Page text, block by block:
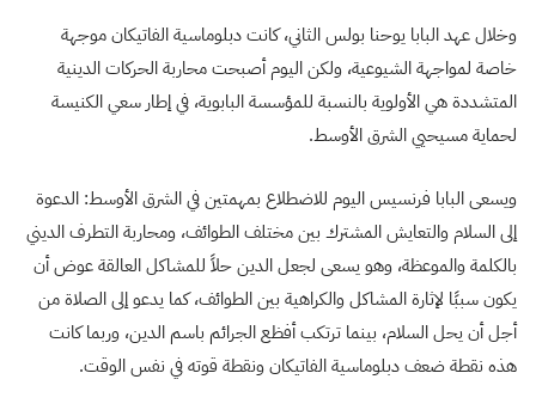
وخلال عهد البابا يوحنا بولس الثاني، كانت دبلوماسية الفاتيكان موجهة
خاصة لمواجهة الشيوعية، ولكن اليوم أصبحت محاربة الحركات الدينية
المتشددة هي الأولوية بالنسبة للمؤسسة البابوية، في إطار سعي الكنيسة
لحماية مسيحيي الشرق الأوسط.
ويسعى البابا فرنسيس اليوم للاضطلاع بمهمتين في الشرق الأوسط: الدعوة
إلى السلام والتعايش المشترك بين مختلف الطوائف، ومحاربة التطرف الديني
بالكلمة والموعظة، وهو يسعى لجعل الدين حلاً للمشاكل العالقة عوض أن
يكون سببًا لإثارة المشاكل والكراهية بين الطوائف، كما يدعو إلى الصلاة من
أجل أن يحل السلام، بينما ترتكب أفظع الجرائم باسم الدين، وربما كانت
هذه نقطة ضعف دبلوماسية الفاتيكان ونقطة قوته في نفس الوقت.